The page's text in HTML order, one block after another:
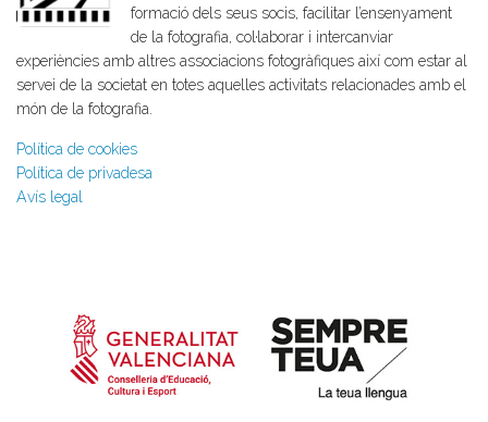
formació dels seus socis, facilitar l’ensenyament
de la fotografia, col·laborar i intercanviar
experiències amb altres associacions fotogràfiques així com estar al
servei de la societat en totes aquelles activitats relacionades amb el
món de la fotografia.
Política de cookies
Política de privadesa
Avís legal